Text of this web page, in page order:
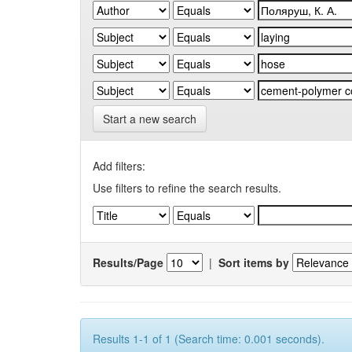
Start a new search
Add filters:
Use filters to refine the search results.
Results/Page | Sort items by
Results 1-1 of 1 (Search time: 0.001 seconds).